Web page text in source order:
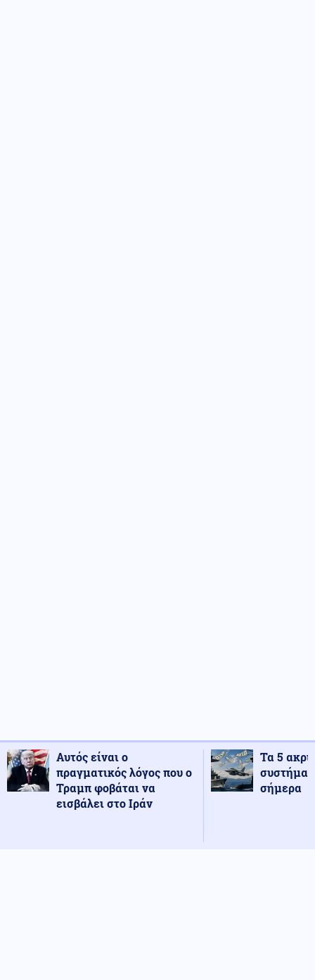
Αυτός είναι ο
πραγματικός λόγος που ο
Τραμπ φοβάται να
εισβάλει στο Ιράν
Τα 5
σήμερα